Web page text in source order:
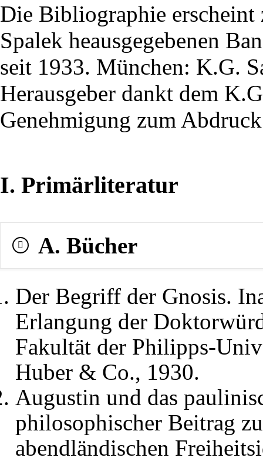
Die Bibliographie
Spalek heausgegebenen
seit 1933. München: K.G.
Herausgeber dankt dem
Genehmigung zum
I. Primärliteratur
A. Bücher
Der Begriff der Gnosis.
Erlangung der
Fakultät der Philipps-
Huber & Co., 1930.
Augustin und das
philosophischer Beitrag
abendländischen